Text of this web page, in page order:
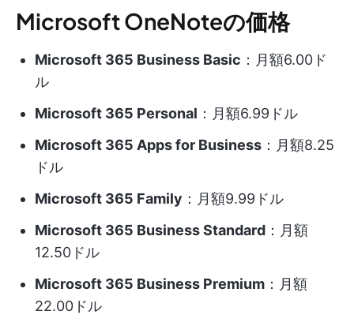
Microsoft OneNoteの価格
Microsoft 365 Business Basic ：月額6.00ド
ル
Microsoft 365 Personal ：月額6.99ドル
Microsoft 365 Apps for Business ：月額8.25
ドル
Microsoft 365 Family ：月額9.99ドル
Microsoft 365 Business Standard ：月額
12.50ドル
Microsoft 365 Business Premium ：月額
22.00ドル